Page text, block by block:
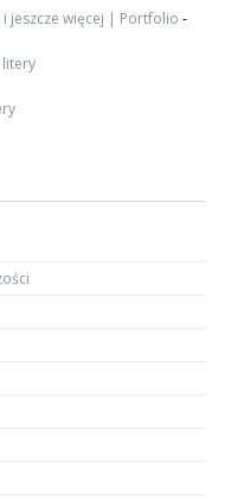
i jeszcze więcej | Portfolio -
litery